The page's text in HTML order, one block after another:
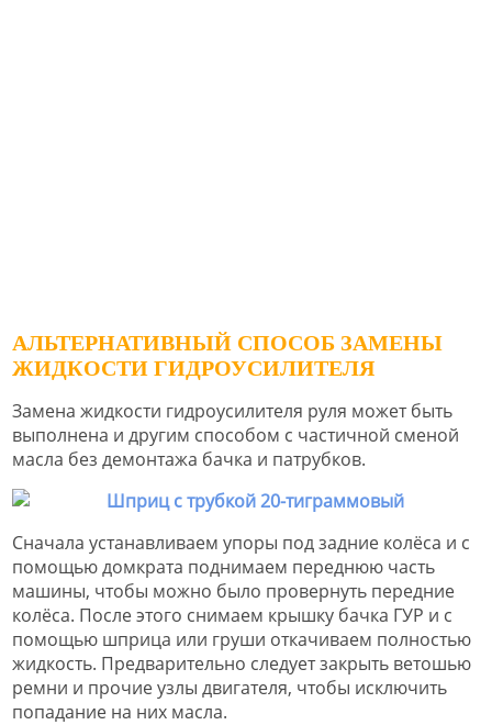
АЛЬТЕРНАТИВНЫЙ СПОСОБ ЗАМЕНЫ
ЖИДКОСТИ ГИДРОУСИЛИТЕЛЯ
Замена жидкости гидроусилителя руля может быть
выполнена и другим способом с частичной сменой
масла без демонтажа бачка и патрубков.
Сначала устанавливаем упоры под задние колёса и с
помощью домкрата поднимаем переднюю часть
машины, чтобы можно было провернуть передние
колёса. После этого снимаем крышку бачка ГУР и с
помощью шприца или груши откачиваем полностью
жидкость. Предварительно следует закрыть ветошью
ремни и прочие узлы двигателя, чтобы исключить
попадание на них масла.